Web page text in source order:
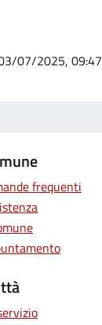
07/2025, 09:47
frequenti